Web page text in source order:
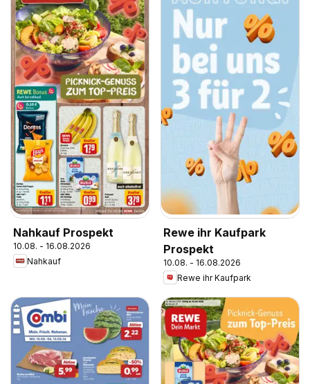
Nahkauf Prospekt
10.08. - 16.08.2026
Nahkauf
Rewe ihr Kaufpark
Prospekt
10.08. - 16.08.2026
Rewe ihr Kaufpark